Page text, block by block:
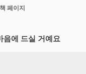
페이지
음에 드실 거예요